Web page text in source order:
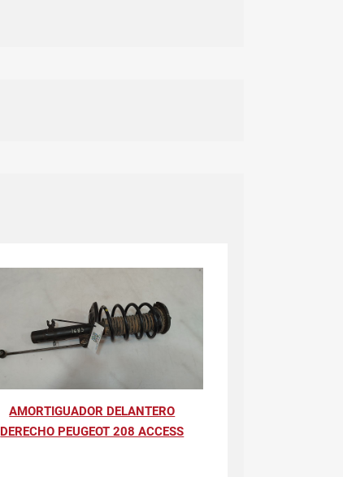
AMORTIGUADOR DELANTERO
DERECHO PEUGEOT 208 ACCESS